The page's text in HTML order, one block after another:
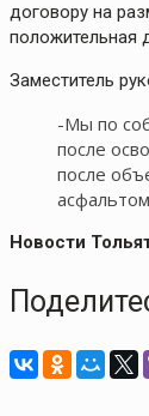
договору на
положительная
Заместитель
-Мы по
после
после
Новости